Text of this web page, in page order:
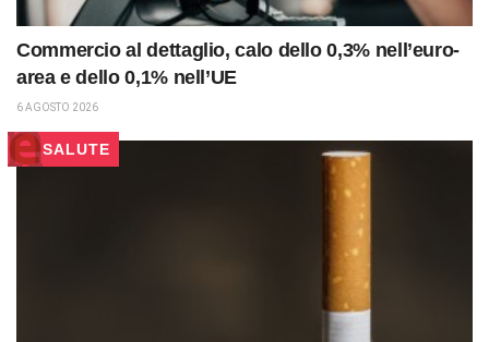
Commercio al dettaglio, calo dello 0,3% nell’euro-
area e dello 0,1% nell’UE
6 AGOSTO 2026
SALUTE